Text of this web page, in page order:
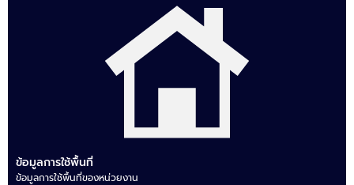
ข้อมูลการใช้พื้นที่
ข้อมูลการใช้พื้นที่ของหน่วยงาน